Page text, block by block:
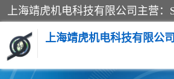
上海靖虎机电科技有限公司